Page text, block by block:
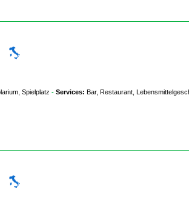
Spielplatz - Services: Bar, Restaurant,